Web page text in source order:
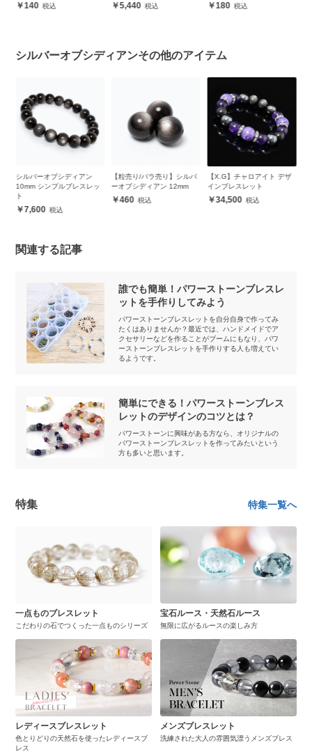
140 5,440 180
シルバーオブシディアンその他のアイテム
シルバーオブシディアン
10mm シンプルブレスレッ
ト
7,600
【粒売り/バラ売り】シルバ
ーオブシディアン 12mm
460
【X.G】チャロアイト デザ
インブレスレット
34,500
関連する記事
誰でも簡単！パワーストーンブレスレ
ットを手作りしてみよう
パワーストーンブレスレットを自分自身で作ってみ
たくはありませんか？最近では、ハンドメイドでア
クセサリーなどを作ることがブームにもなり、パワ
ーストーンブレスレットを手作りする人も増えてい
るようです。
簡単にできる！パワーストーンブレス
レットのデザインのコツとは？
パワーストーンに興味がある方なら、オリジナルの
パワーストーンブレスレットを作ってみたいという
方も多いと思います。
特集 特集一覧へ
一点ものブレスレット
こだわりの石でつくった一点ものシリーズ
宝石ルース・天然石ルース
無限に広がるルースの楽しみ方
レディースブレスレット
色とりどりの天然石を使ったレディースブ
レス
メンズブレスレット
洗練された大人の雰囲気漂うメンズブレス